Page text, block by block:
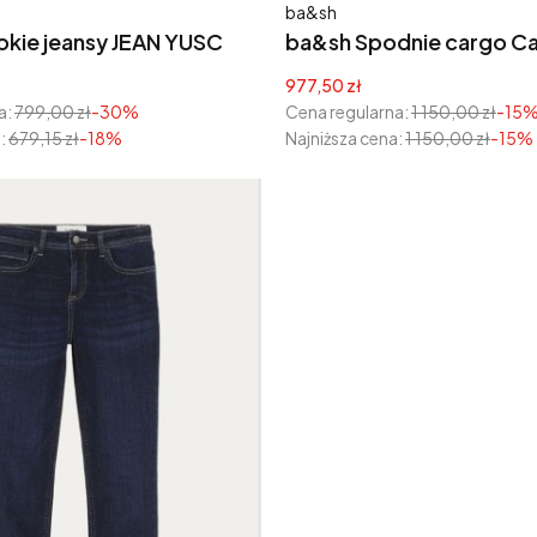
jeansy JEAN YUSC
799,00 zł-30%
679,15 zł-18%
ba&sh Spodnie cargo
Producent
ba&sh
Cena promocyjna
977,50 zł
Cena regularna:1 150,00 zł-15%
Najniższa cena:1 150,00 zł-15%